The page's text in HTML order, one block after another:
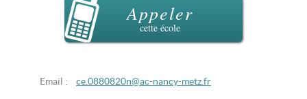
Appeler
cette école
Email : ce.0880820n@ac-nancy-metz.fr